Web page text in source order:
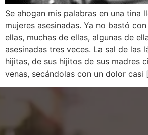
Se ahogan mis palabras en una tina
mujeres asesinadas. Ya no bastó
ellas, muchas de ellas, algunas de
asesinadas tres veces. La sal de las
hijitas, de sus hijitos de sus madres
venas, secándolas con un dolor casi